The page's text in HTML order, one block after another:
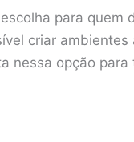
para
criar
nessa opção